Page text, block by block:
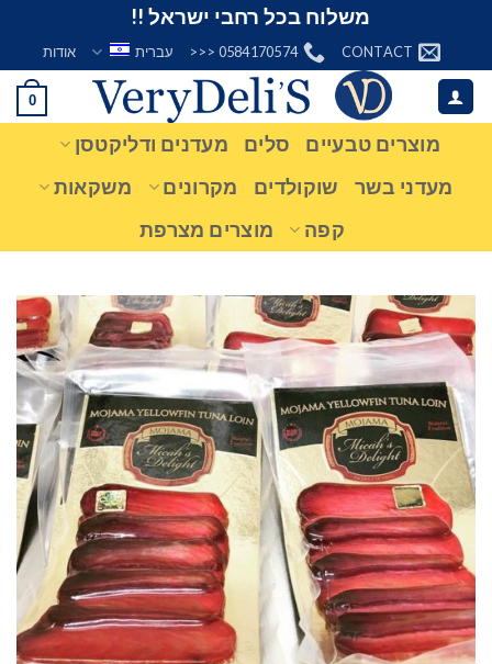
content
משלוח בכל רחבי ישראל !!
CONTACT
0584170574 <<< עברית אודות
0
מוצרים טבעיים סלים
מעדנים ודליקטסן
מעדני בשר
שוקולדים מקרונים
משקאות
קפה
מוצרים מצרפת